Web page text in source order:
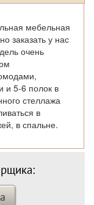
мебельная
заказать у нас
очень
и 5-6 полок в
стеллажа
в
в спальне.